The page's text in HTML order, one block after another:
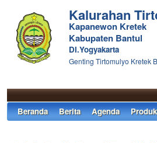
Kalurahan
Kapanewon Kretek
Kabupaten Bantul
DI.Yogyakarta
Genting Tirtomulyo Kretek
Beranda Berita Agenda